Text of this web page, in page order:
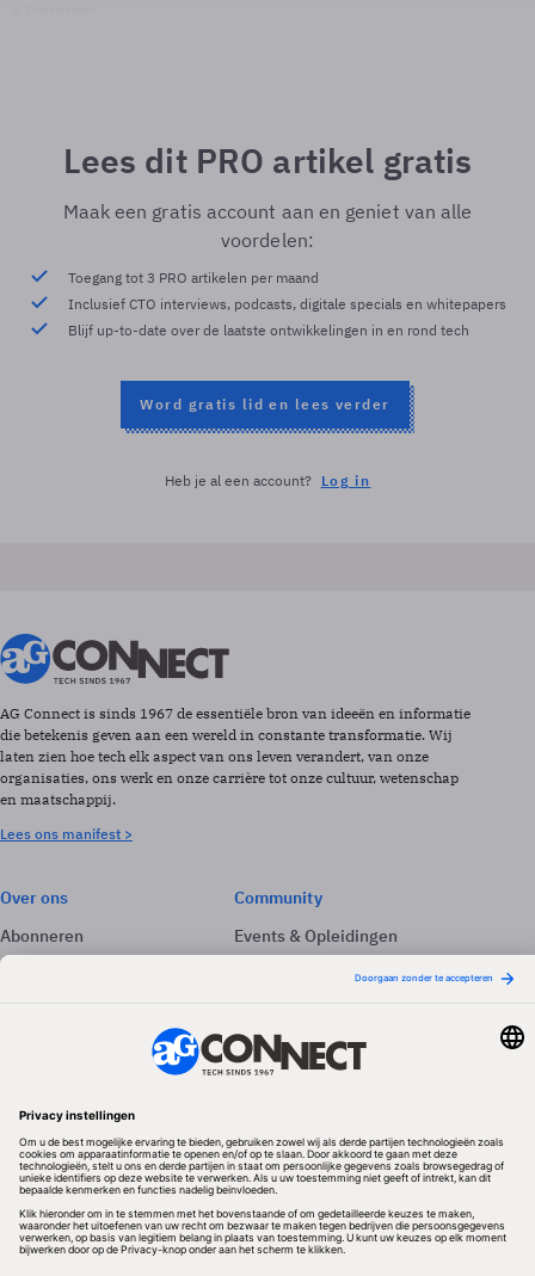
Lees dit PRO artikel gratis
Maak een gratis account aan en geniet van alle
voordelen:
Toegang tot 3 PRO artikelen per maand
Inclusief CTO interviews, podcasts, digitale specials en whitepapers
Blijf up-to-date over de laatste ontwikkelingen in en rond tech
Word gratis lid en lees verder
Heb je al een account? Log in
AG Connect is sinds 1967 de essentiële bron van ideeën en informatie
die betekenis geven aan een wereld in constante transformatie. Wij
laten zien hoe tech elk aspect van ons leven verandert, van onze
organisaties, ons werk en onze carrière tot onze cultuur, wetenschap
en maatschappij.
Lees ons manifest >
Over ons
Abonneren
Adverteren
Community
Events & Opleidingen
Nieuwsbrieven
Volg ons
Redactionele partner